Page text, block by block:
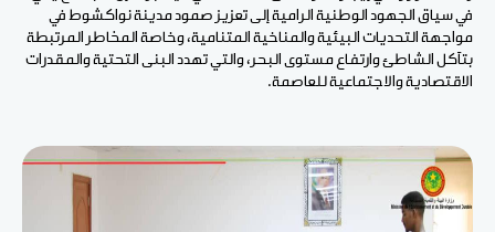
في سياق الجهود الوطنية الرامية إلى تعزيز صمود مدينة نواكشوط في
مواجهة التحديات البيئية والمناخية المتنامية، وخاصة المخاطر المرتبطة
بتآكل الشاطئ وارتفاع مستوى البحر، والتي تهدد البنى التحتية والمقدرات
الاقتصادية والاجتماعية للعاصمة.